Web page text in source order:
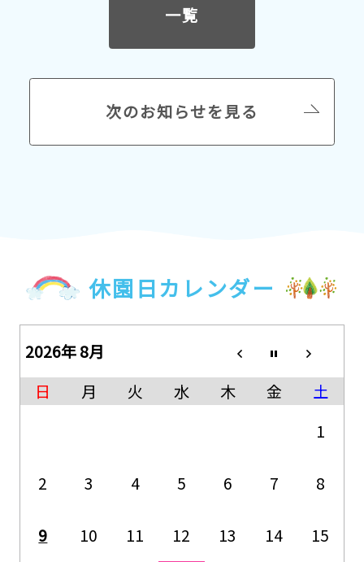
一覧
次のお知らせを見る
休園日カレンダー
2026年 8月
日
月 火 水 木 金
土
1
2 3 4 5 6 7 8
9 10 11 12 13 14 15